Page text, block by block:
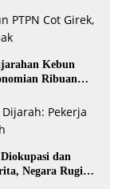
Kebun
Ribuan
dan
Negara Rugi